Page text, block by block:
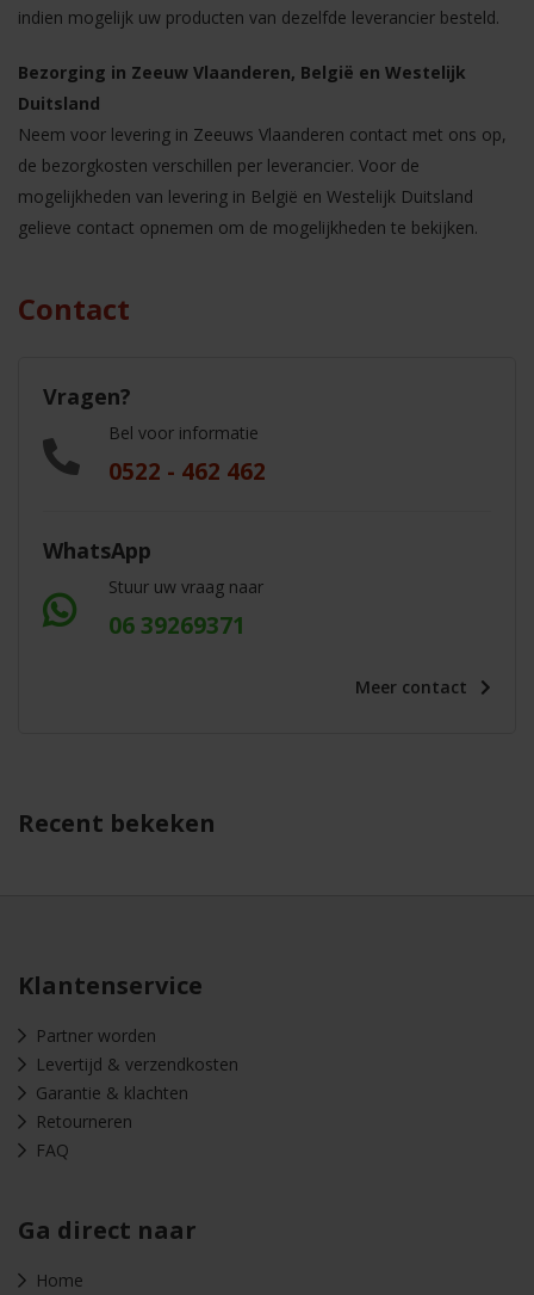
indien mogelijk uw producten van dezelfde leverancier besteld.
Bezorging in Zeeuw Vlaanderen, België en Westelijk
Duitsland
Neem voor levering in Zeeuws Vlaanderen contact met ons op,
de bezorgkosten verschillen per leverancier. Voor de
mogelijkheden van levering in België en Westelijk Duitsland
gelieve contact opnemen om de mogelijkheden te bekijken.
Contact
Vragen?
Bel voor informatie
0522 - 462 462
WhatsApp
Stuur uw vraag naar
06 39269371
Meer contact
Recent bekeken
Klantenservice
Partner worden
Levertijd & verzendkosten
Garantie & klachten
Retourneren
FAQ
Ga direct naar
Home